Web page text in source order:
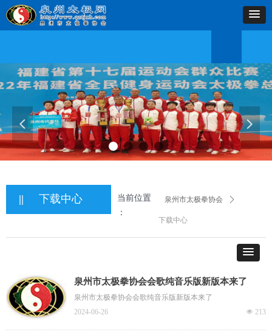
首页 协会简介协会动态学习交流网上教学太极人物县区动态下载中心
联
넳 넲
|| 下载中心
当前位置
：
泉州市太极拳协会会歌纯音乐版新版本来了
泉州市太极拳协会会歌纯音乐版新版本来了
넶 213
2024-06-26
泉州市太极拳协会 ꄲ
下载中心